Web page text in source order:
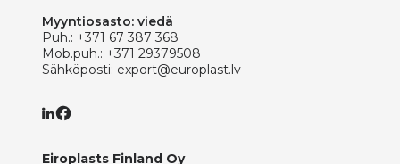
Myyntiosasto: viedä
Puh.: +371 67 387 368
Mob.puh.: +371 29379508
Sähköposti: export@europlast.lv
Eiroplasts Finland Oy